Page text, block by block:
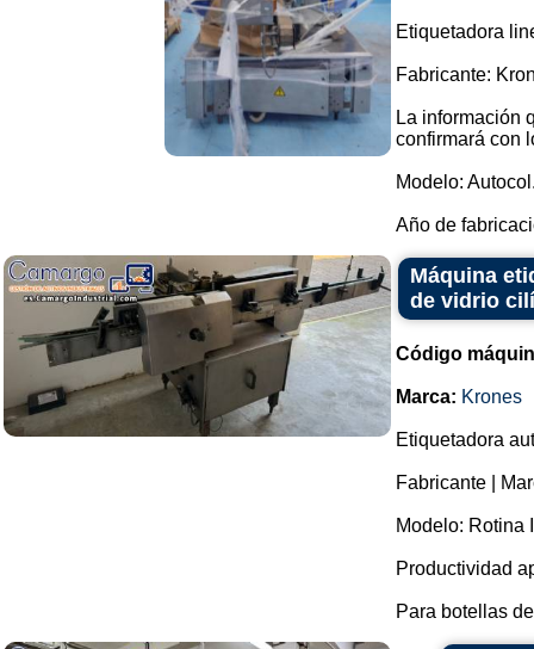
Etiquetadora
Fabricante:
La información
confirmará con
Modelo:
Año de
Máquina
de vidrio
Código
Marca: Krones
Etiquetadora
Fabricante |
Modelo: Rotina
Productividad
Para botellas